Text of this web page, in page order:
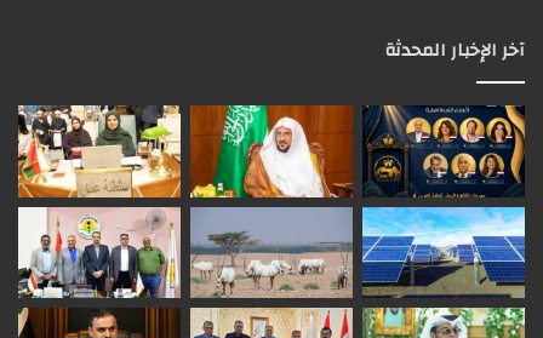
آخر الإخبار المحدثة